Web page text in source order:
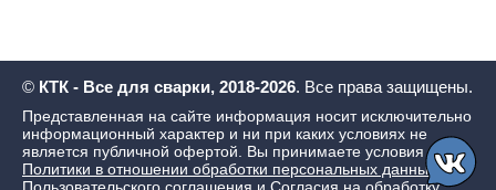
© КТК - Все для сварки, 2018-2026. Все права защищены.
Представленная на сайте информация носит исключительно
информационный характер и ни при каких условиях не
является публичной офертой. Вы принимаете условия
Политики в отношении обработки персональных данных,
Пользовательского соглашения и Согласия на обработку